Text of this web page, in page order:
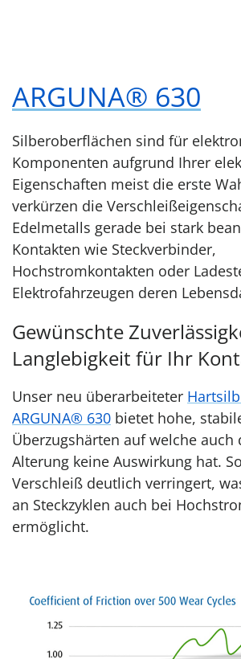
ARGUNA® 630
Silberoberflächen sind für
Komponenten aufgrund Ihrer
Eigenschaften meist die erste
verkürzen die
Edelmetalls gerade bei stark
Kontakten wie Steckverbinder,
Hochstromkontakten oder
Elektrofahrzeugen deren
Gewünschte
Langlebigkeit für Ihr
Unser neu überarbeiteter
ARGUNA® 630 bietet hohe,
Überzugshärten auf welche
Alterung keine Auswirkung hat.
Verschleiß deutlich verringert,
an Steckzyklen auch bei
ermöglicht.